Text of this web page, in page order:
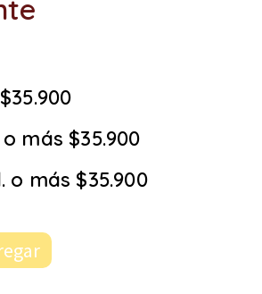
más $35.900
o más $35.900